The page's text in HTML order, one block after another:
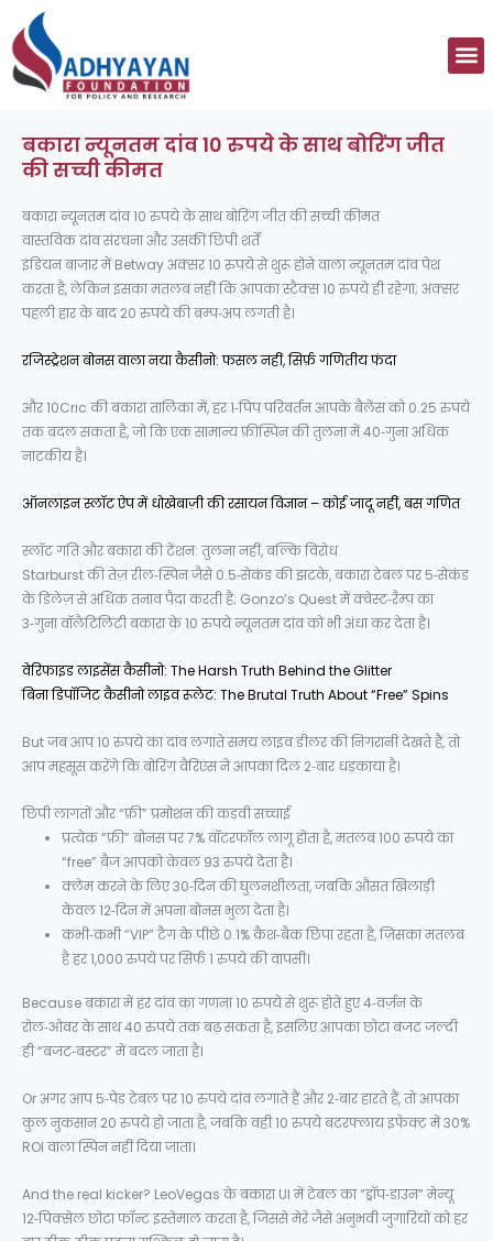
to
content
बकारा न्यूनतम दांव 10 रुपये के साथ बोरिंग जीत
की सच्ची कीमत
बकारा न्यूनतम दांव 10 रुपये के साथ बोरिंग जीत की सच्ची कीमत
वास्तविक दांव संरचना और उसकी छिपी शर्तें
इंडियन बाजार में Betway अक्सर 10 रुपये से शुरू होने वाला न्यूनतम दांव पेश
करता है, लेकिन इसका मतलब नहीं कि आपका स्टैक्स 10 रुपये ही रहेगा; अक्सर
पहली हार के बाद 20 रुपये की बम्प‑अप लगती है।
रजिस्ट्रेशन बोनस वाला नया कैसीनो: फसल नहीं, सिर्फ़ गणितीय फंदा
और 10Cric की बकारा तालिका में, हर 1‑पिप परिवर्तन आपके बैलेंस को 0.25 रुपये
तक बदल सकता है, जो कि एक सामान्य फ्रीस्पिन की तुलना में 40‑गुना अधिक
नाटकीय है।
ऑनलाइन स्लॉट ऐप में धोखेबाज़ी की रसायन विज्ञान – कोई जादू नहीं, बस गणित
स्लॉट गति और बकारा की टेंशन: तुलना नहीं, बल्कि विरोध
Starburst की तेज़ रील‑स्पिन जैसे 0.5‑सेकंड की झटके, बकारा टेबल पर 5‑सेकंड
के डिलेज़ से अधिक तनाव पैदा करती है; Gonzo’s Quest में क्वेस्ट‑रैम्प का
3‑गुना वॉलैटिलिटी बकारा के 10 रुपये न्यूनतम दांव को भी अंधा कर देता है।
वेरिफाइड लाइसेंस कैसीनो: The Harsh Truth Behind the Glitter
बिना डिपॉजिट कैसीनो लाइव रूलेट: The Brutal Truth About “Free” Spins
But जब आप 10 रुपये का दांव लगाते समय लाइव डीलर की निगरानी देखते हैं, तो
आप महसूस करेंगे कि बोरिंग वैरिएंस ने आपका दिल 2‑बार धड़काया है।
छिपी लागतों और “फ्री” प्रमोशन की कड़वी सच्चाई
प्रत्येक “फ्री” बोनस पर 7% वॉटरफॉल लागू होता है, मतलब 100 रुपये का
“free” बैज आपको केवल 93 रुपये देता है।
क्लेम करने के लिए 30‑दिन की घुलनशीलता, जबकि औसत खिलाड़ी
केवल 12‑दिन में अपना बोनस भुला देता है।
कभी‑कभी “VIP” टैग के पीछे 0.1% कैश‑बैक छिपा रहता है, जिसका मतलब
है हर 1,000 रुपये पर सिर्फ 1 रुपये की वापसी।
Because बकारा में हर दांव का गणना 10 रुपये से शुरू होते हुए 4‑वर्ज़न के
रोल‑ओवर के साथ 40 रुपये तक बढ़ सकता है, इसलिए आपका छोटा बजट जल्दी
ही “बजट‑बस्टर” में बदल जाता है।
Or अगर आप 5‑पेड टेबल पर 10 रुपये दांव लगाते हैं और 2‑बार हारते हैं, तो आपका
कुल नुकसान 20 रुपये हो जाता है, जबकि वही 10 रुपये बटरफ्लाय इफेक्ट में 30%
ROI वाला स्पिन नहीं दिया जाता।
And the real kicker? LeoVegas के बकारा UI में टेबल का “ड्रॉप‑डाउन” मेन्यू
12‑पिक्सेल छोटा फॉन्ट इस्तेमाल करता है, जिससे मेरे जैसे अनुभवी जुगारियों को हर